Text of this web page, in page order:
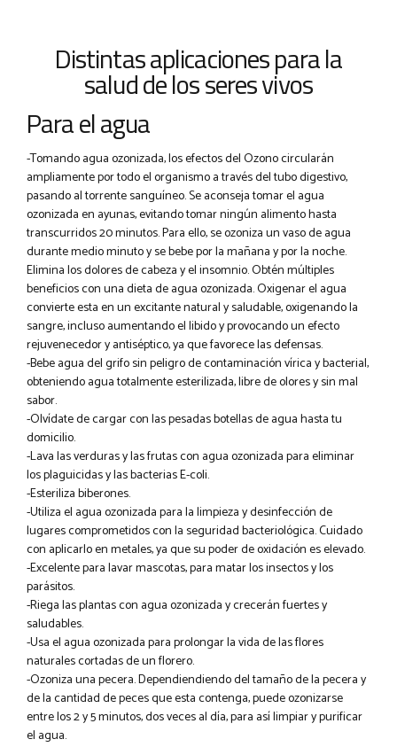
Distintas aplicaciones para la
salud de los seres vivos
Para el agua
-Tomando agua ozonizada, los efectos del Ozono circularán
ampliamente por todo el organismo a través del tubo digestivo,
pasando al torrente sanguíneo. Se aconseja tomar el agua
ozonizada en ayunas, evitando tomar ningún alimento hasta
transcurridos 20 minutos. Para ello, se ozoniza un vaso de agua
durante medio minuto y se bebe por la mañana y por la noche.
Elimina los dolores de cabeza y el insomnio. Obtén múltiples
beneficios con una dieta de agua ozonizada. Oxigenar el agua
convierte esta en un excitante natural y saludable, oxigenando la
sangre, incluso aumentando el libido y provocando un efecto
rejuvenecedor y antiséptico, ya que favorece las defensas.
-Bebe agua del grifo sin peligro de contaminación vírica y bacterial,
obteniendo agua totalmente esterilizada, libre de olores y sin mal
sabor.
-Olvídate de cargar con las pesadas botellas de agua hasta tu
domicilio.
-Lava las verduras y las frutas con agua ozonizada para eliminar
los plaguicidas y las bacterias E-coli.
-Esteriliza biberones.
-Utiliza el agua ozonizada para la limpieza y desinfección de
lugares comprometidos con la seguridad bacteriológica. Cuidado
con aplicarlo en metales, ya que su poder de oxidación es elevado.
-Excelente para lavar mascotas, para matar los insectos y los
parásitos.
-Riega las plantas con agua ozonizada y crecerán fuertes y
saludables.
-Usa el agua ozonizada para prolongar la vida de las flores
naturales cortadas de un florero.
-Ozoniza una pecera. Dependiendiendo del tamaño de la pecera y
de la cantidad de peces que esta contenga, puede ozonizarse
entre los 2 y 5 minutos, dos veces al día, para así limpiar y purificar
el agua.